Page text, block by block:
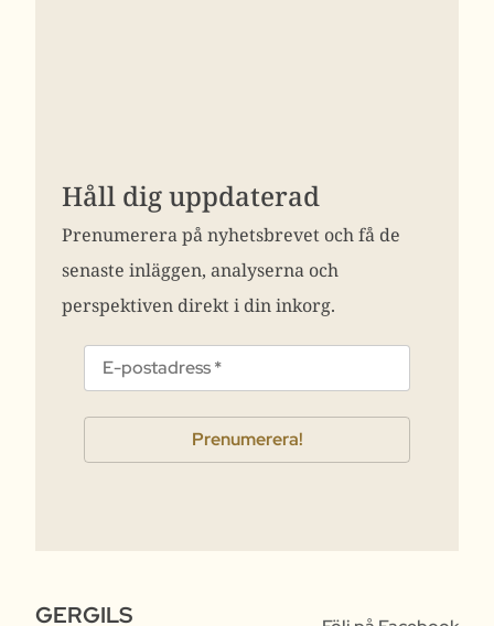
Håll dig uppdaterad
Prenumerera på nyhetsbrevet och få de
senaste inläggen, analyserna och
perspektiven direkt i din inkorg.
GERGILS